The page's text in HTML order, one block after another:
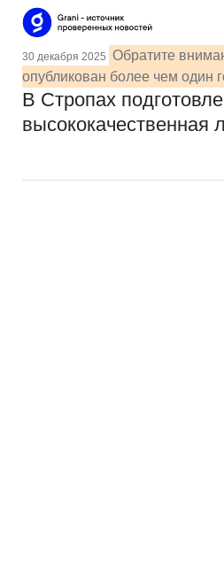
30 декабря 2025 Обратите
опубликован более чем один
В Стропах
высококачественная